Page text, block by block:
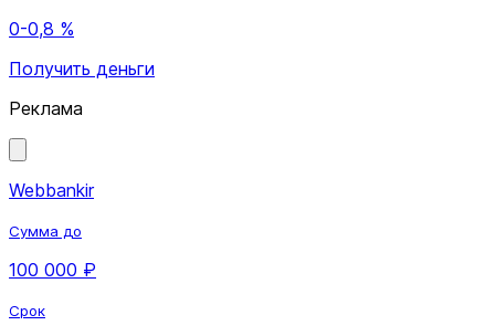
0-0,8 %
Получить деньги
Реклама
Webbankir
Сумма до
100 000 ₽
Срок